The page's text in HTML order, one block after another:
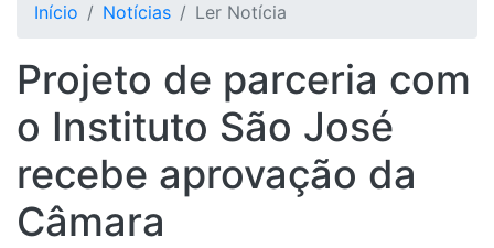
Início Notícias Ler Notícia
Projeto de parceria com
o Instituto São José
recebe aprovação da
Câmara